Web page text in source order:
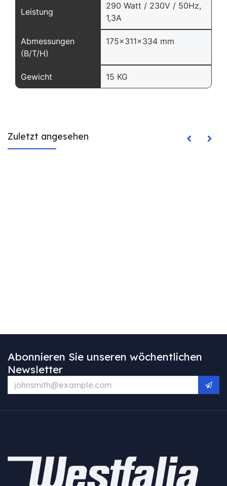
Leistung
290 Watt / 230V / 50Hz,
1,3A
Abmessungen
(B/T/H)
175x311x334 mm
Gewicht 15 KG
Zuletzt angesehen
Abonnieren Sie unseren wöchentlichen
Newsletter